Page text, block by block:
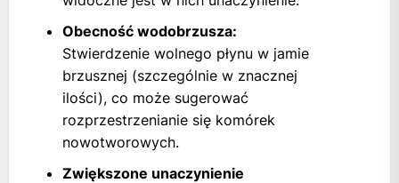
Obecność wodobrzusza:
Stwierdzenie wolnego płynu w jamie
brzusznej (szczególnie w znacznej
ilości), co może sugerować
rozprzestrzenianie się komórek
nowotworowych.
Zwiększone unaczynienie